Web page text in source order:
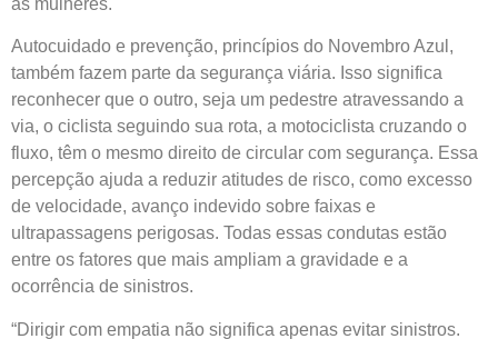
as mulheres.
Autocuidado e prevenção, princípios do Novembro Azul,
também fazem parte da segurança viária. Isso significa
reconhecer que o outro, seja um pedestre atravessando a
via, o ciclista seguindo sua rota, a motociclista cruzando o
fluxo, têm o mesmo direito de circular com segurança. Essa
percepção ajuda a reduzir atitudes de risco, como excesso
de velocidade, avanço indevido sobre faixas e
ultrapassagens perigosas. Todas essas condutas estão
entre os fatores que mais ampliam a gravidade e a
ocorrência de sinistros.
“Dirigir com empatia não significa apenas evitar sinistros.